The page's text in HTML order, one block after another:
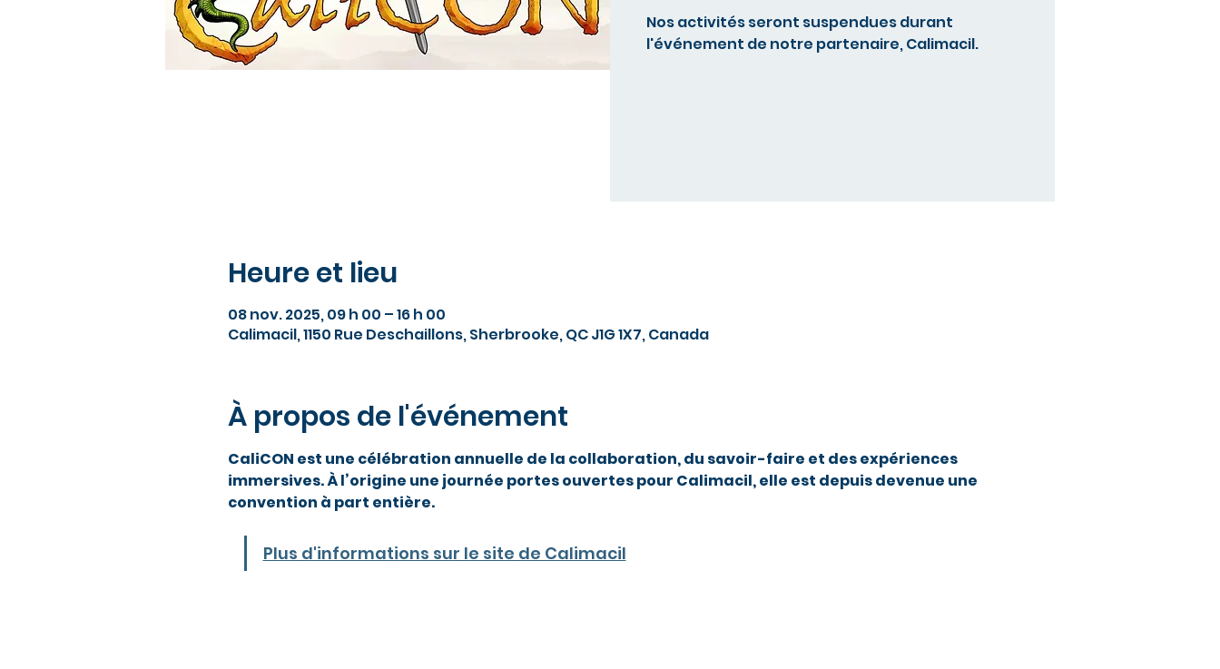
Nos activités seront suspendues durant
l'événement de notre partenaire, Calimacil.
Heure et lieu
08 nov. 2025, 09 h 00 – 16 h 00
Calimacil, 1150 Rue Deschaillons, Sherbrooke, QC J1G 1X7, Canada
À propos de l'événement
CaliCON est une célébration annuelle de la collaboration, du savoir-faire et des expériences
immersives. À l’origine une journée portes ouvertes pour Calimacil, elle est depuis devenue une
convention à part entière.
Plus d'informations sur le site de Calimacil